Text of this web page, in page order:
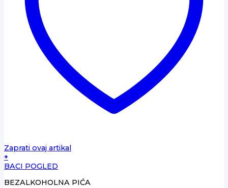
Zaprati ovaj artikal
+
BACI POGLED
BEZALKOHOLNA PIĆA